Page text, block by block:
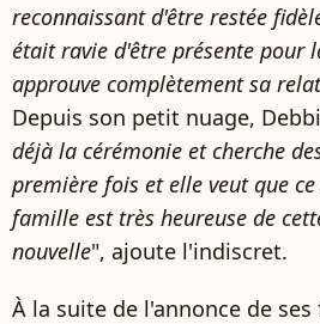
reconnaissant d'être restée
était ravie d'être présente pour
approuve complètement sa
Depuis son petit nuage,
déjà la cérémonie et cherche
première fois et elle veut que
famille est très heureuse de
nouvelle", ajoute l'indiscret.
À la suite de l'annonce de